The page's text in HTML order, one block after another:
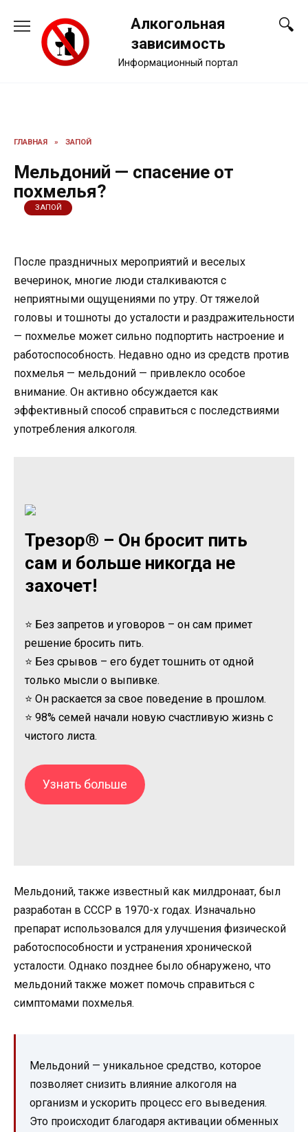
содержанию
Алкогольная
зависимость
Информационный портал
ГЛАВНАЯ » ЗАПОЙ
Мельдоний — спасение от
похмелья?
ЗАПОЙ
После праздничных мероприятий и веселых
вечеринок, многие люди сталкиваются с
неприятными ощущениями по утру. От тяжелой
головы и тошноты до усталости и раздражительности
— похмелье может сильно подпортить настроение и
работоспособность. Недавно одно из средств против
похмелья — мельдоний — привлекло особое
внимание. Он активно обсуждается как
эффективный способ справиться с последствиями
употребления алкоголя.
Трезор® – Он бросит пить
сам и больше никогда не
захочет!
⭐ Без запретов и уговоров – он сам примет
решение бросить пить.
⭐ Без срывов – его будет тошнить от одной
только мысли о выпивке.
⭐ Он раскается за свое поведение в прошлом.
⭐ 98% семей начали новую счастливую жизнь с
чистого листа.
Узнать больше
Мельдоний, также известный как милдронаат, был
разработан в СССР в 1970-х годах. Изначально
препарат использовался для улучшения физической
работоспособности и устранения хронической
усталости. Однако позднее было обнаружено, что
мельдоний также может помочь справиться с
симптомами похмелья.
Мельдоний — уникальное средство, которое
позволяет снизить влияние алкоголя на
организм и ускорить процесс его выведения.
Это происходит благодаря активации обменных